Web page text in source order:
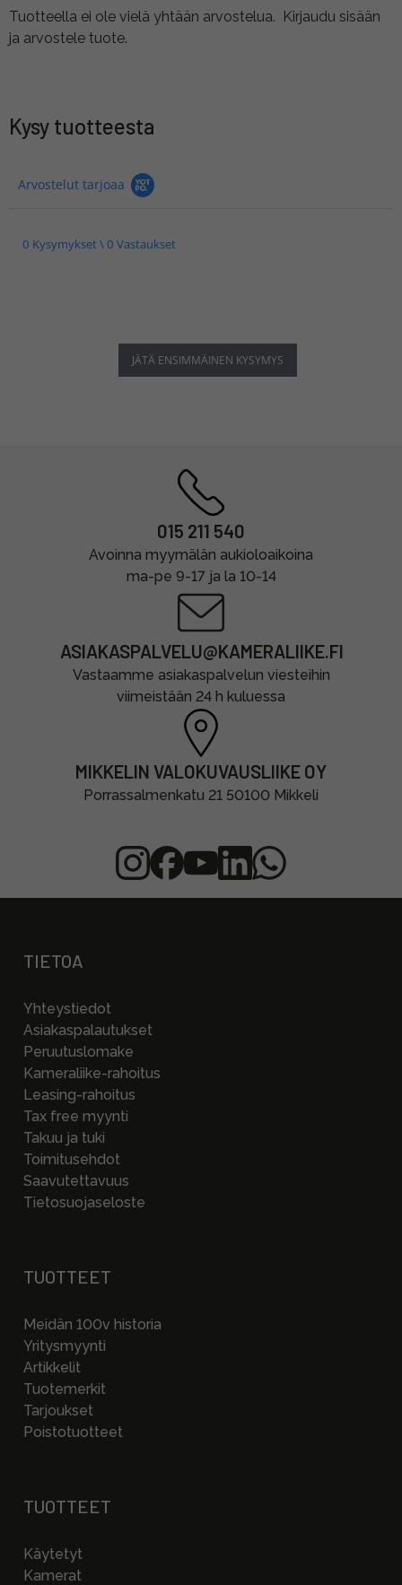
Tuotteella ei ole vielä yhtään arvostelua. Kirjaudu sisään
ja arvostele tuote.
Kysy tuotteesta
Arvostelut tarjoaa
0 Kysymykset \ 0 Vastaukset
JÄTÄ ENSIMMÄINEN KYSYMYS
015 211 540
Avoinna myymälän aukioloaikoina
ma-pe 9-17 ja la 10-14
ASIAKASPALVELU@KAMERALIIKE.FI
Vastaamme asiakaspalvelun viesteihin
viimeistään 24 h kuluessa
MIKKELIN VALOKUVAUSLIIKE OY
Porrassalmenkatu 21 50100 Mikkeli
TIETOA
Yhteystiedot
Asiakaspalautukset
Peruutuslomake
Kameraliike-rahoitus
Leasing-rahoitus
Tax free myynti
Takuu ja tuki
Toimitusehdot
Saavutettavuus
Tietosuojaseloste
TUOTTEET
Meidän 100v historia
Yritysmyynti
Artikkelit
Tuotemerkit
Tarjoukset
Poistotuotteet
TUOTTEET
Käytetyt
Kamerat